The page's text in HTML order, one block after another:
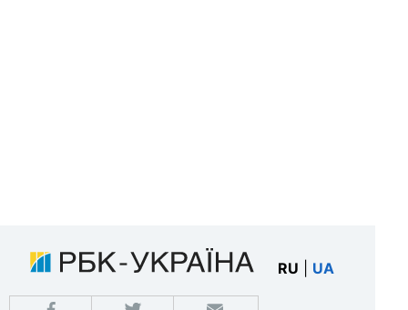
RU UA